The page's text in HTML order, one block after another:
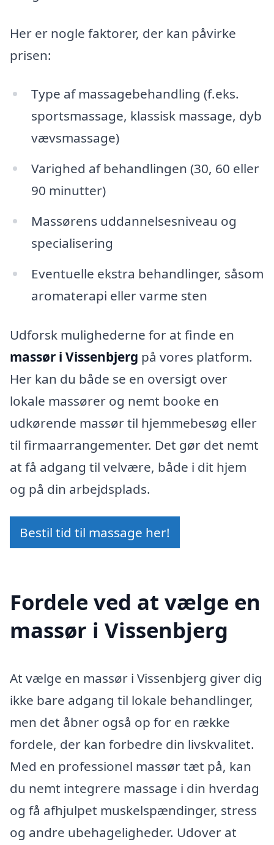
Her er nogle faktorer, der kan påvirke
prisen:
Type af massagebehandling (f.eks.
sportsmassage, klassisk massage, dyb
vævsmassage)
Varighed af behandlingen (30, 60 eller
90 minutter)
Massørens uddannelsesniveau og
specialisering
Eventuelle ekstra behandlinger, såsom
aromaterapi eller varme sten
Udforsk mulighederne for at finde en
massør i Vissenbjerg på vores platform.
Her kan du både se en oversigt over
lokale massører og nemt booke en
udkørende massør til hjemmebesøg eller
til firmaarrangementer. Det gør det nemt
at få adgang til velvære, både i dit hjem
og på din arbejdsplads.
Bestil tid til massage her!
Fordele ved at vælge en
massør i Vissenbjerg
At vælge en massør i Vissenbjerg giver dig
ikke bare adgang til lokale behandlinger,
men det åbner også op for en række
fordele, der kan forbedre din livskvalitet.
Med en professionel massør tæt på, kan
du nemt integrere massage i din hverdag
og få afhjulpet muskelspændinger, stress
og andre ubehageligheder. Udover at